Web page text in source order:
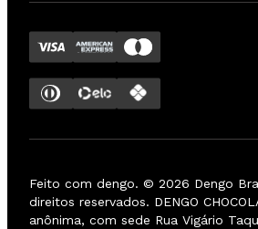
Feito com dengo. © 2026 Dengo
direitos reservados. DENGO
anônima, com sede Rua Vigário